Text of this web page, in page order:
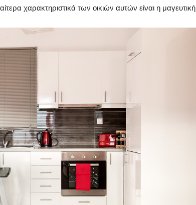
χαρακτηριστικά των οικιών αυτών είναι η μαγευτική